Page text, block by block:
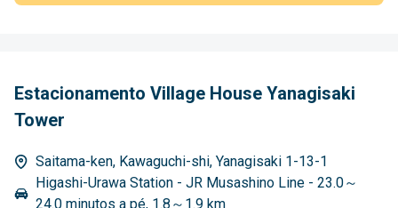
Estacionamento Village House Yanagisaki
Tower
Saitama-ken, Kawaguchi-shi, Yanagisaki 1-13-1
Higashi-Urawa Station - JR Musashino Line - 23.0～
24.0 minutos a pé, 1.8～1.9 km